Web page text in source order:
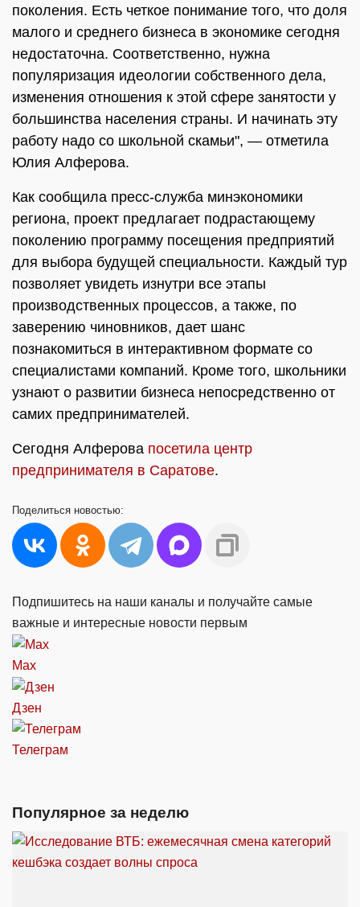
поколения. Есть четкое понимание того, что доля
малого и среднего бизнеса в экономике сегодня
недостаточна. Соответственно, нужна
популяризация идеологии собственного дела,
изменения отношения к этой сфере занятости у
большинства населения страны. И начинать эту
работу надо со школьной скамьи", — отметила
Юлия Алферова.
Как сообщила пресс-служба минэкономики
региона, проект предлагает подрастающему
поколению программу посещения предприятий
для выбора будущей специальности. Каждый тур
позволяет увидеть изнутри все этапы
производственных процессов, а также, по
заверению чиновников, дает шанс
познакомиться в интерактивном формате со
специалистами компаний. Кроме того, школьники
узнают о развитии бизнеса непосредственно от
самих предпринимателей.
Сегодня Алферова посетила центр
предпринимателя в Саратове.
Поделиться новостью:
Подпишитесь на наши каналы и получайте самые
важные и интересные новости первым
Max
Дзен
Телеграм
Популярное за неделю